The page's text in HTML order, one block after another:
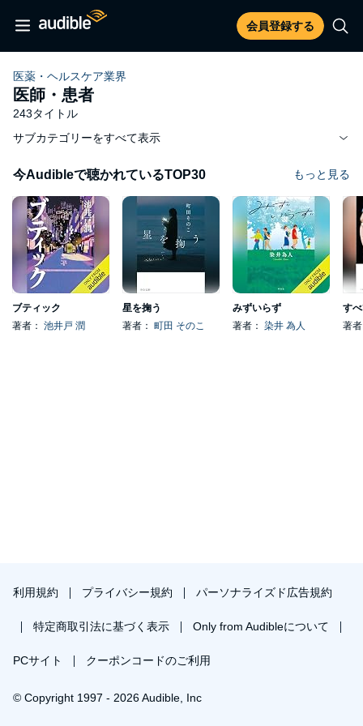
会員登録する
医薬・ヘルスケア業界
医師・患者
243タイトル
サブカテゴリーをすべて表示
今Audibleで聴かれているTOP30 もっと見る
ブティック
著者： 池井戸 潤
星を掬う
著者： 町田 そのこ
みずいらず
著者： 染井 為人 著
利用規約 プライバシー規約 パーソナライズド広告規約
特定商取引法に基づく表示 Only from Audibleについて
PCサイト クーポンコードのご利用
© Copyright 1997 - 2026 Audible, Inc